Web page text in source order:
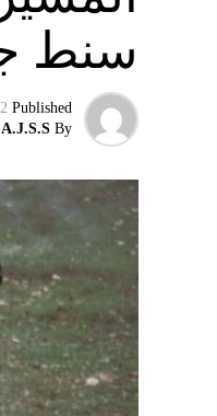
سنط
Published
2 years ago
By